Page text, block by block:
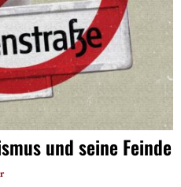
und seine Feinde